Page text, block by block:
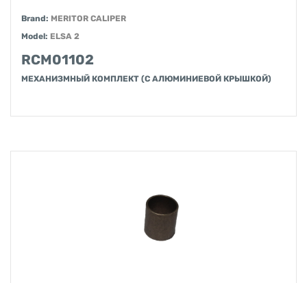
Brand: MERITOR CALIPER
Model: ELSA 2
RCM01102
МЕХАНИЗМНЫЙ КОМПЛЕКТ (С АЛЮМИНИЕВОЙ КРЫШКОЙ)